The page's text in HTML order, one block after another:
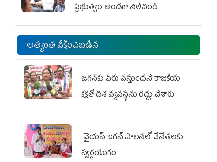
ప్రభుత్వం అండగా నిలిచింది
అత్యంత వీక్షించబడిన
జగన్‌కు పేరు వస్తుందనే రాజకీయ
కక్షతో దిశ వ్య‌వ‌స్థ‌ను రద్దు చేశారు
వైయ‌స్ జగన్ పాలనలో చేనేతలకు
స్వర్ణయుగం